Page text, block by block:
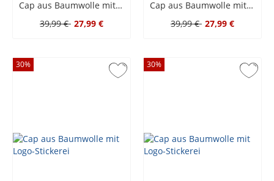
Cap aus Baumwolle mit Logo-Stickerei
39,99 € 27,99 €
Cap aus Baumwolle mit Logo-Stickerei
39,99 € 27,99 €
30% 30%